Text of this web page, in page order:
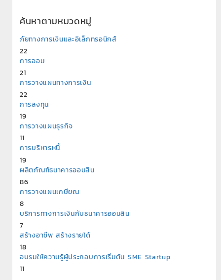
ค้นหาตามหมวดหมู่
ภัยทางการเงินและอิเล็กทรอนิกส์
22
การออม
21
การวางแผนทางการเงิน
22
การลงทุน
19
การวางแผนธุรกิจ
11
การบริหารหนี้
19
ผลิตภัณฑ์ธนาคารออมสิน
86
การวางแผนเกษียณ
8
บริการทางการเงินกับธนาคารออมสิน
7
สร้างอาชีพ สร้างรายได้
18
อบรมให้ความรู้ผู้ประกอบการเริ่มต้น SME Startup
11